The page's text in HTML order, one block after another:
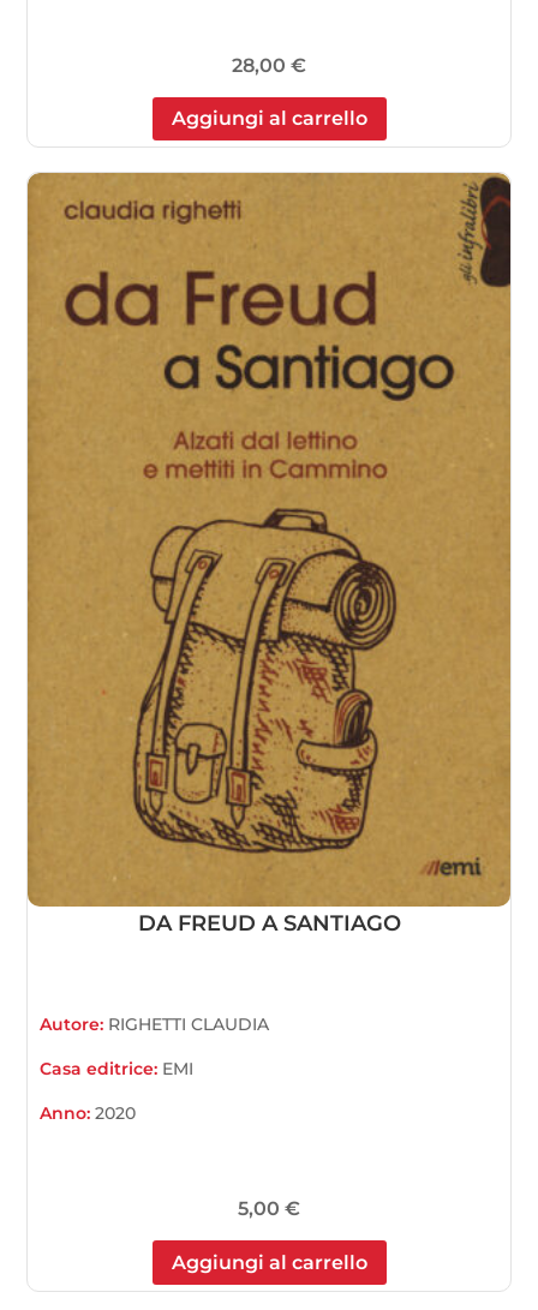
28,00 €
Aggiungi al carrello
DA FREUD A SANTIAGO
Autore: RIGHETTI CLAUDIA
Casa editrice: EMI
Anno:2020
5,00 €
Aggiungi al carrello